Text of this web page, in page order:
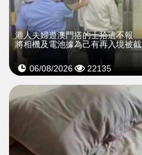
​港人夫婦遊澳門搭的士拾遺不報
將相機及電池據為己有再入境被截
06/08/2026 22135